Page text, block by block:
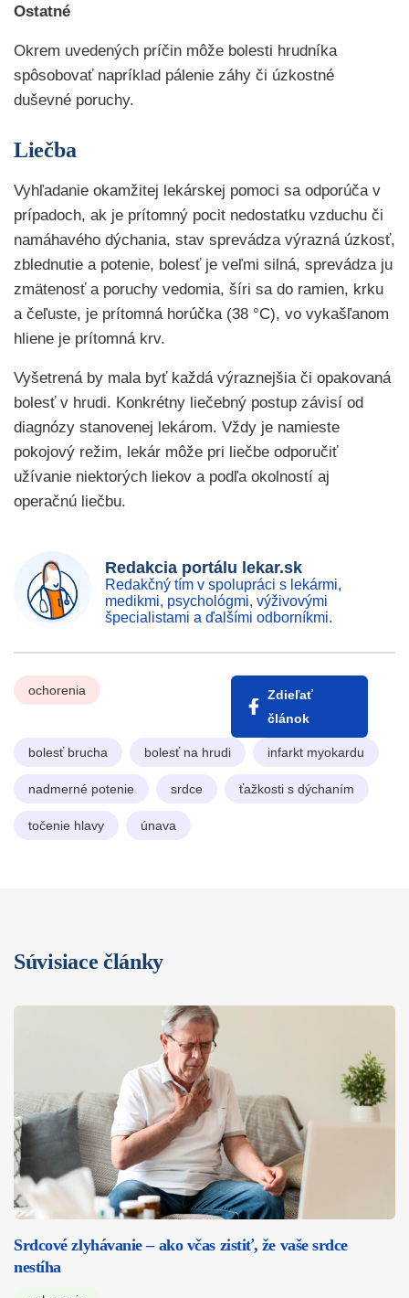
Ostatné
Okrem uvedených príčin môže bolesti hrudníka
spôsobovať napríklad pálenie záhy či úzkostné
duševné poruchy.
Liečba
Vyhľadanie okamžitej lekárskej pomoci sa odporúča v
prípadoch, ak je prítomný pocit nedostatku vzduchu či
namáhavého dýchania, stav sprevádza výrazná úzkosť,
zblednutie a potenie, bolesť je veľmi silná, sprevádza ju
zmätenosť a poruchy vedomia, šíri sa do ramien, krku
a čeľuste, je prítomná horúčka (38 °C), vo vykašľanom
hliene je prítomná krv.
Vyšetrená by mala byť každá výraznejšia či opakovaná
bolesť v hrudi. Konkrétny liečebný postup závisí od
diagnózy stanovenej lekárom. Vždy je namieste
pokojový režim, lekár môže pri liečbe odporučiť
užívanie niektorých liekov a podľa okolností aj
operačnú liečbu.
Redakcia portálu lekar.sk
Redakčný tím v spolupráci s lekármi,
medikmi, psychológmi, výživovými
špecialistami a ďalšími odborníkmi.
ochorenia
Zdieľať
článok
bolesť brucha bolesť na hrudi infarkt myokardu
nadmerné potenie srdce ťažkosti s dýchaním
točenie hlavy únava
Súvisiace články
Srdcové zlyhávanie – ako včas zistiť, že vaše srdce
nestíha